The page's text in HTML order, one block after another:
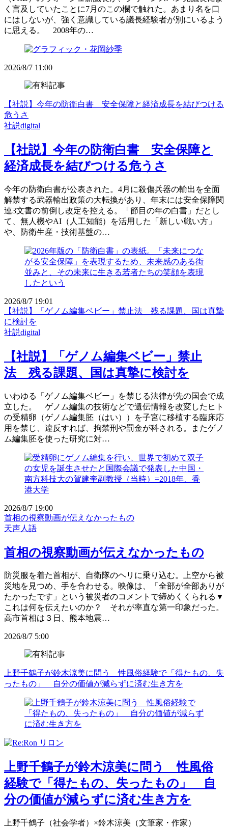
く言及していたことに7月のこの欄で触れた。あまり名を口
にはしないが、強く意識している議長経験者が別にいるよう
に思える。 2008年の…
2026/8/7 11:00
【社説】今年の防衛白書 安全保障と経済成長を結びつける
危うさ
社説digital
【社説】今年の防衛白書 安全保障と
経済成長を結びつける危うさ
今年の防衛白書が公表された。4月に殺傷兵器の輸出を全面
解禁する武器輸出政策の大転換があり、年末には安全保障関
連3文書の前倒し改定を控える。「節目の年の白書」だとし
て、無人機やAI（人工知能）を活用した「新しい戦い方」
や、防衛生産・技術基盤の…
2026/8/7 19:01
【社説】「ゲノム編集ベビー」禁止法 残る課題、国は真摯
に検討を
社説digital
【社説】「ゲノム編集ベビー」禁止
法 残る課題、国は真摯に検討を
いわゆる「ゲノム編集ベビー」を禁じる法律が先の国会で成
立した。 ゲノム編集の技術などで遺伝情報を改変したヒト
の受精卵（ゲノム編集胚（はい））を子宮に移植する臨床応
用を禁じ、違反すれば、拘禁刑や罰金が科される。またゲノ
ム編集胚を使った研究に対…
2026/8/7 19:00
首相の視察動画が伝えなかったもの
天声人語
首相の視察動画が伝えなかったもの
防災服を着た首相が、自衛隊のヘリに乗り込む。上空から被
災地を見つめ、手を合わせる。映像は、「全部が全部ありが
たかったです」という被災者のコメントで締めくくられる▼
これは何を伝えたいのか？ それが率直な第一印象だった。
高市首相は３日、熊本地震…
2026/8/7 5:00
上野千鶴子が鈴木涼美に問う 性風俗経験で「得たもの、失
ったもの」 自分の価値が減らずに済む生き方を
上野千鶴子が鈴木涼美に問う 性風俗
経験で「得たもの、失ったもの」 自
分の価値が減らずに済む生き方を
上野千鶴子（社会学者）×鈴木涼美（文筆家・作家）